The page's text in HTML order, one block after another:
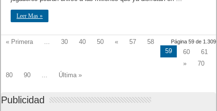
Leer Mas »
Página 59 de 1.309
« Primera 30 40 50 « 57
58
59
60
61
»
70
80
90 Última »
Publicidad